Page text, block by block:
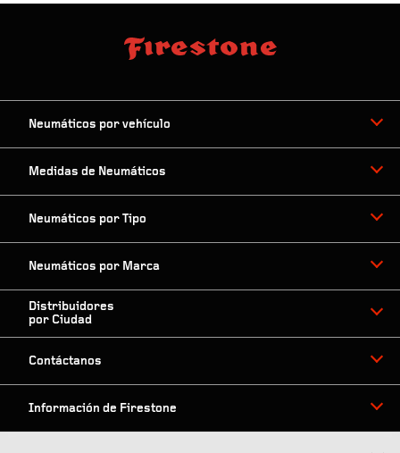
Neumáticos por vehículo
Medidas de Neumáticos
Neumáticos por Tipo
Neumáticos por Marca
Distribuidores
por Ciudad
Contáctanos
Información de Firestone